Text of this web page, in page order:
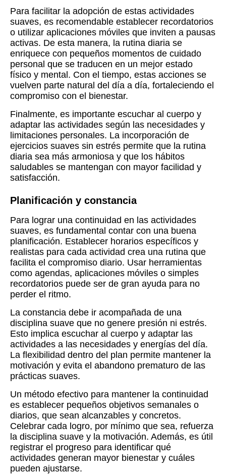
Para facilitar la adopción de estas actividades
suaves, es recomendable establecer recordatorios
o utilizar aplicaciones móviles que inviten a pausas
activas. De esta manera, la rutina diaria se
enriquece con pequeños momentos de cuidado
personal que se traducen en un mejor estado
físico y mental. Con el tiempo, estas acciones se
vuelven parte natural del día a día, fortaleciendo el
compromiso con el bienestar.
Finalmente, es importante escuchar al cuerpo y
adaptar las actividades según las necesidades y
limitaciones personales. La incorporación de
ejercicios suaves sin estrés permite que la rutina
diaria sea más armoniosa y que los hábitos
saludables se mantengan con mayor facilidad y
satisfacción.
Planificación y constancia
Para lograr una continuidad en las actividades
suaves, es fundamental contar con una buena
planificación. Establecer horarios específicos y
realistas para cada actividad crea una rutina que
facilita el compromiso diario. Usar herramientas
como agendas, aplicaciones móviles o simples
recordatorios puede ser de gran ayuda para no
perder el ritmo.
La constancia debe ir acompañada de una
disciplina suave que no genere presión ni estrés.
Esto implica escuchar al cuerpo y adaptar las
actividades a las necesidades y energías del día.
La flexibilidad dentro del plan permite mantener la
motivación y evita el abandono prematuro de las
prácticas suaves.
Un método efectivo para mantener la continuidad
es establecer pequeños objetivos semanales o
diarios, que sean alcanzables y concretos.
Celebrar cada logro, por mínimo que sea, refuerza
la disciplina suave y la motivación. Además, es útil
registrar el progreso para identificar qué
actividades generan mayor bienestar y cuáles
pueden ajustarse.